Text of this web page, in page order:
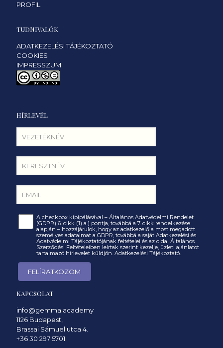
PROFIL
TUDNIVALÓK
ADATKEZELÉSI TÁJÉKOZTATÓ
COOKIES
IMPRESSZUM
HÍRLEVÉL
A checkbox kipipálásával – Általános Adatvédelmi Rendelet
(GDPR) 6. cikk (1) a.) pontja, továbbá a 7. cikk rendelkezése
alapján – hozzájárulok, hogy az adatkezelő a most megadott
személyes adataimat a GDPR, továbbá a saját Adatkezelési és
Adatvédelmi Tájékoztatójának feltételei és az oldal Általános
Szerződési Feltételeiben leírtak szerint kezelje, üzleti ajánlatot
tartalmazó hírlevelet küldjön. Adatkezelési Tájékoztató.
KAPCSOLAT
info@gemma.academy
1126 Budapest,
Brassai Sámuel utca 4.
+36 30 297 5701